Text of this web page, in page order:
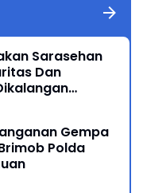
Sarasehan
Dan
Gempa
Polda